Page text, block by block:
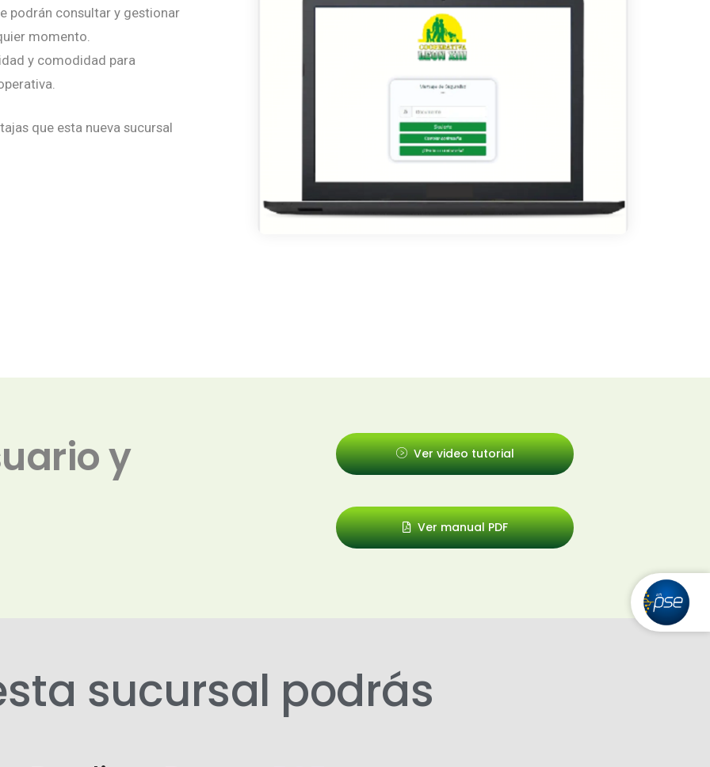
podrán consultar y gestionar
momento.
y comodidad para
que esta nueva sucursal
y Ver video tutorial
Ver manual PDF
sucursal podrás